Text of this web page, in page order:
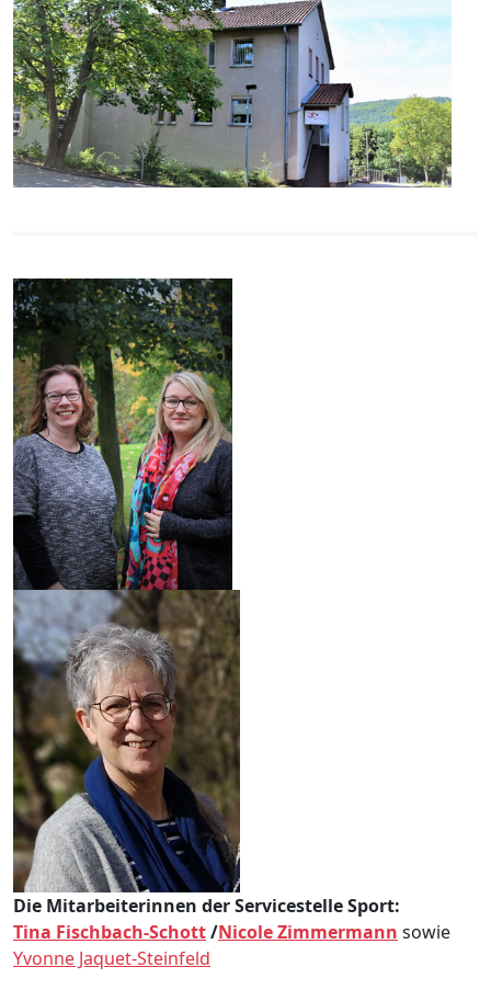
Die Mitarbeiterinnen der Servicestelle Sport:
Tina Fischbach-Schott/Nicole Zimmermann sowie
Yvonne Jaquet-Steinfeld